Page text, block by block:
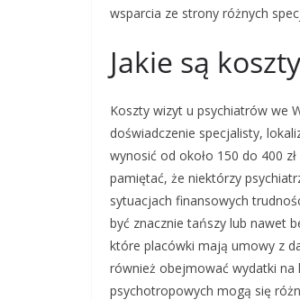
wsparcia ze strony różnych
Jakie są
Koszty wizyt u psychiatrów we
doświadczenie specjalisty,
wynosić od około 150 do 400
pamiętać, że niektórzy
sytuacjach finansowych
być znacznie tańszy lub nawet
które placówki mają umowy z
również obejmować wydatki na
psychotropowych mogą się